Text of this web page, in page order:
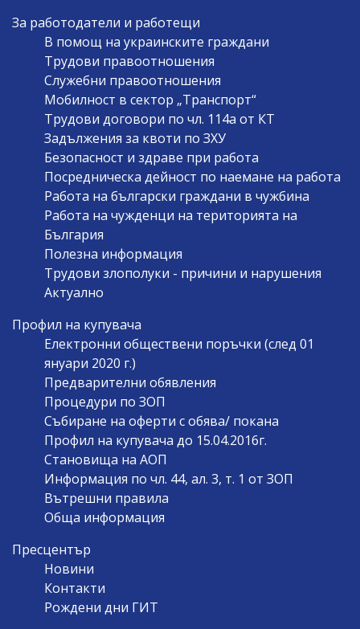
За работодатели и работещи
В помощ на украинските граждани
Трудови правоотношения
Служебни правоотношения
Мобилност в сектор „Транспорт“
Трудови договори по чл. 114а от КТ
Задължения за квоти по ЗХУ
Безопасност и здраве при работа
Посредническа дейност по наемане на работа
Работа на български граждани в чужбина
Работа на чужденци на територията на
България
Полезна информация
Трудови злополуки - причини и нарушения
Актуално
Профил на купувача
Електронни обществени поръчки (след 01
януари 2020 г.)
Предварителни обявления
Процедури по ЗОП
Събиране на оферти с обява/ покана
Профил на купувача до 15.04.2016г.
Становища на АОП
Информация по чл. 44, ал. 3, т. 1 от ЗОП
Вътрешни правила
Обща информация
Пресцентър
Новини
Контакти
Рождени дни ГИТ